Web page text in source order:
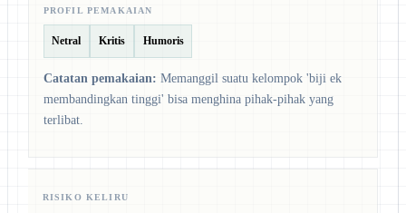
PROFIL PEMAKAIAN
Netral Kritis Humoris
Catatan pemakaian: Memanggil suatu kelompok 'biji ek
membandingkan tinggi' bisa menghina pihak-pihak yang
terlibat.
RISIKO KELIRU